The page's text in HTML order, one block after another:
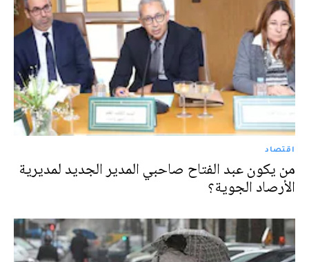
اقتصاد
من يكون عبد الفتاح صاحبي المدير الجديد لمديرية
الأرصاد الجوية؟